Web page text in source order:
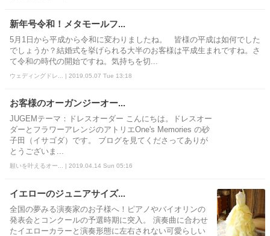
新年号令和！メタモールフ...
5月1日から平成から令和に変わりましたね。 皆様の平成は如何でした
でしょうか？結婚式を挙げられる大半のお客様は平成生まれですね。さ
て令和の時代の開始ですね。気持ちを切...
ウェディングドレ... | 2019.05.07 Tue 13:18
お客様のオーガンジーオー...
JUGEMテーマ：ドレスオーダー こんにちは。ドレスオー
ダーとフラワーアレンジのアトリエOne's Memories の砂
子田（イサゴダ）です。 ブログを見てくださってありが
とうございま...
願いを叶えるオー... | 2019.04.14 Sun 05:16
イエローのジュニアサイズ...
全国の夢みる演奏家のお子様へ！ピアノやバイオリンの
発表会とコンクールの予選時期に突入。 演奏曲に合わせ
たイエローカラーと演奏形態に左右されない可愛らしい